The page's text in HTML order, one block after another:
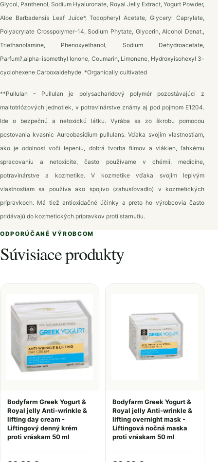
Glycol, Panthenol, Sodium Hyaluronate, Royal Jelly Extract, Yogurt Powder,
Aloe Barbadensis Leaf Juice*, Tocopheryl Acetate, Glyceryl Caprylate,
Polyacrylate Crosspolymer-14, Sodium Phytate, Glycerin, Alcohol Denat.,
Triethanolamine, Phenoxyethanol, Sodium Dehydroacetate,
Parfum?,alpha-isomethyl Ionone, Coumarin, Limonene, Hydroxyisohexyl 3-
cyclohexene Carboxaldehyde. *Organically cultivated
**Pullulan - Pullulan je polysacharidový polymér pozostávajúci z
maltotriózových jednotiek, v potravinárstve známy aj pod pojmom E1204.
Ide o bezpečnú a netoxickú látku. Vyrába sa zo škrobu pomocou
pestovania kvasnic Aureobasidium pullulans. Vďaka svojim vlastnostiam,
ako je odolnosť voči lepeniu, dobrá tvorba filmov a vlákien, ľahkému
spracovaniu a netoxicite, často používame v chémii, medicíne,
potravinárstve a kozmetike. V kozmetike vďaka svojim lepivým
vlastnostiam sa používa ako spojivo (zahusťovadlo) v kozmetických
prípravkoch. Má tiež antioxidačné účinky a preto ho výrobcovia často
pridávajú do kozmetických prípravkov proti starnutiu.
ODPORÚČANÉ VÝROBCOM
Súvisiace produkty
Bodyfarm Greek Yogurt &
Royal jelly Anti-wrinkle &
lifting day cream -
Liftingový denný krém
proti vráskam 50 ml
Bodyfarm Greek Yogurt &
Royal jelly Anti-wrinkle &
lifting overnight mask -
Liftingová nočná maska
proti vráskam 50 ml